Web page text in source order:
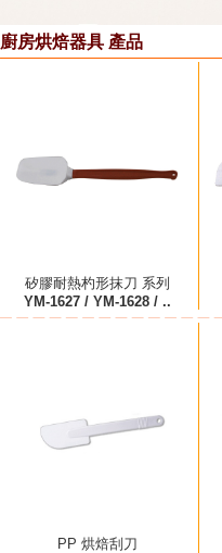
廚房烘焙器具 產品
矽膠耐熱杓形抹刀 系列
YM-1627 / YM-1628 / ..
PP 烘焙刮刀